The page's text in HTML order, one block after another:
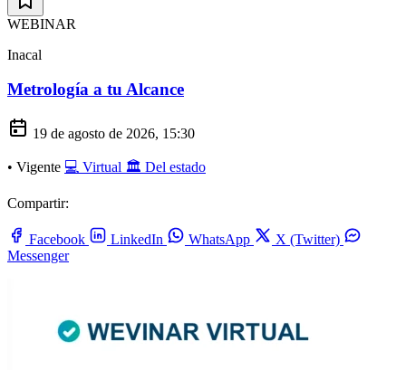
WEBINAR
Inacal
Metrología a tu Alcance
19 de agosto de 2026, 15:30
• Vigente 💻 Virtual 🏛️ Del estado
Compartir:
Facebook LinkedIn WhatsApp
X (Twitter)
Messenger